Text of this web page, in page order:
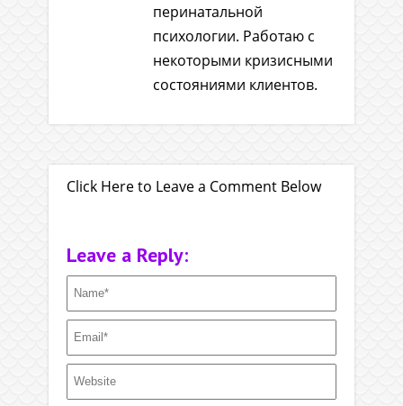
перинатальной
психологии. Работаю с
некоторыми кризисными
состояниями клиентов.
Click Here to Leave a Comment Below
Leave a Reply: